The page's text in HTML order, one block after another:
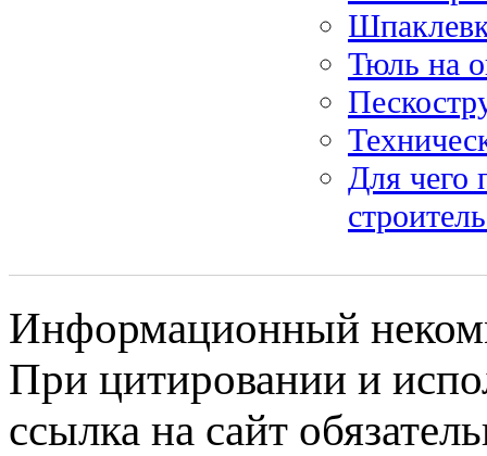
Тюль на
Для чего
Информационный
При цитировании и
ссылка на сайт